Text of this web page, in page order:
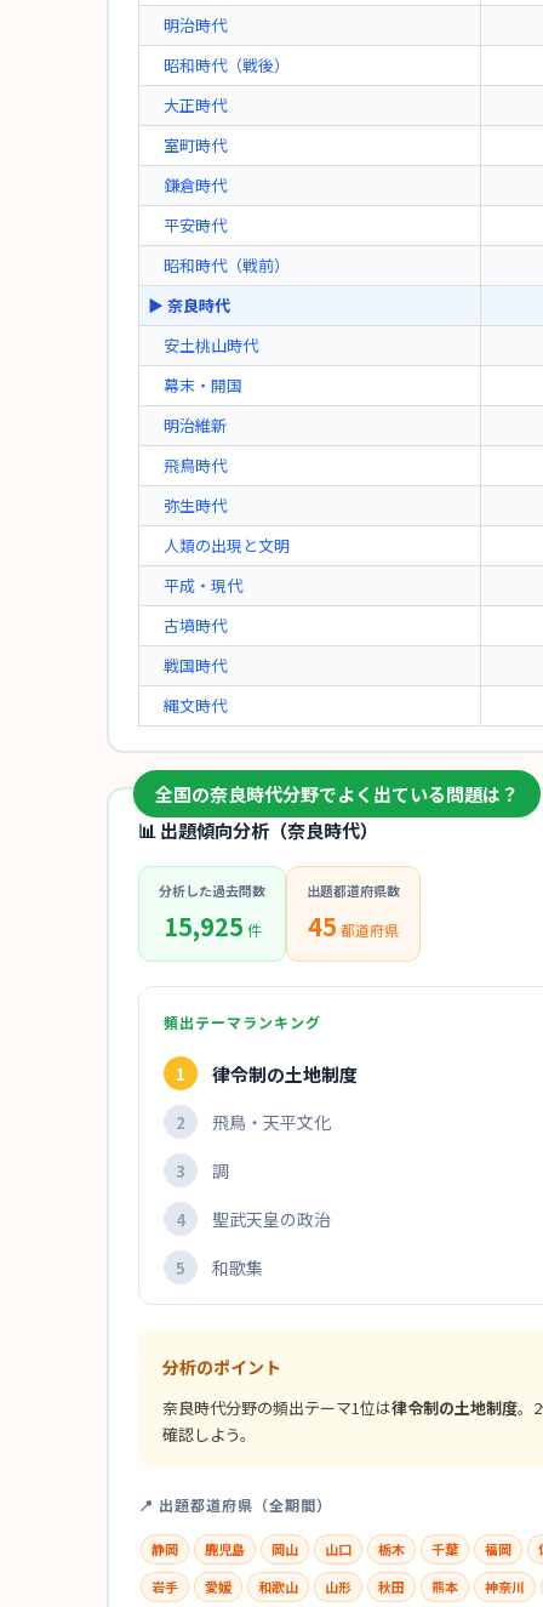
明治時代
昭和時代（戦後）
大正時代
室町時代
鎌倉時代
平安時代
昭和時代（戦前）
▶ 奈良時代
安土桃山時代
幕末・開国
明治維新
飛鳥時代
弥生時代
人類の出現と文明
平成・現代
古墳時代
戦国時代
縄文時代
全国の奈良時代分野でよく出ている問題は？
📊 出題傾向分析（奈良時代）
分析した過去問数
15,925 件
出題都道府県数
45 都道府県
頻出テーマランキング
1 律令制の土地制度
2 飛鳥・天平文化
3 調
4 聖武天皇の政治
5 和歌集
分析のポイント
奈良時代分野の頻出テーマ1位は律令制の土地制度。
確認しよう。
📍 出題都道府県（全期間）
静岡 鹿児島 岡山 山口 栃木 千葉 福岡
岩手
愛媛 和歌山 山形 秋田 熊本 神奈川